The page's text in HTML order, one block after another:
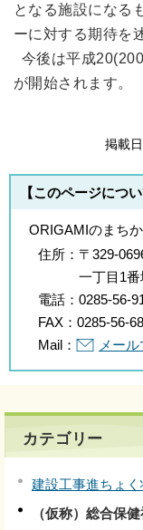
となる施設になる
ーに対する期待を
今後は平成
が開始されます。
掲載
【このページにつ
ORIGAMIのまち
住所： 〒329-
一丁目1番
電話： 0285-56-
FAX： 0285-56-
Mail：
メー
カテゴリー
建設工事進ちょく
（仮称）総合保